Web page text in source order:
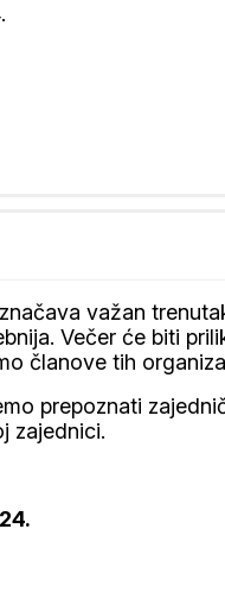
važan
Večer će biti
članove tih
prepoznati
zajednici.